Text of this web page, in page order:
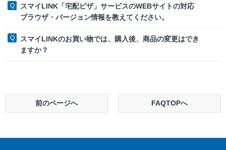
スマイLINK「宅配ピザ」サービスのWEBサイトの対応
ブラウザ・バージョン情報を教えてください。
スマイLINKのお買い物では、購入後、商品の変更はでき
ますか？
前のページへ FAQTOPへ